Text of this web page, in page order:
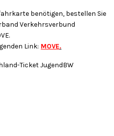
benötigen, bestellen Sie
Verkehrsverbund
Link: MOVE.
Ticket JugendBW